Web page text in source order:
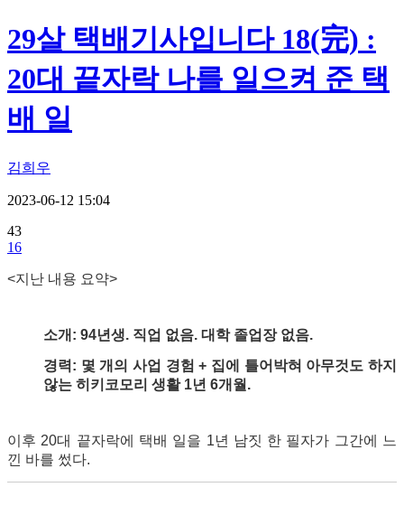
29살 택배기사입니다 18(完) :
20대 끝자락 나를 일으켜 준 택
배 일
김희우
2023-06-12 15:04
43
16
<지난 내용 요약>
소개: 94년생. 직업 없음. 대학 졸업장 없음.
경력: 몇 개의 사업 경험 + 집에 틀어박혀 아무것도 하지
않는 히키코모리 생활 1년 6개월.
이후 20대 끝자락에 택배 일을 1년 남짓 한 필자가 그간에 느
낀 바를 썼다.